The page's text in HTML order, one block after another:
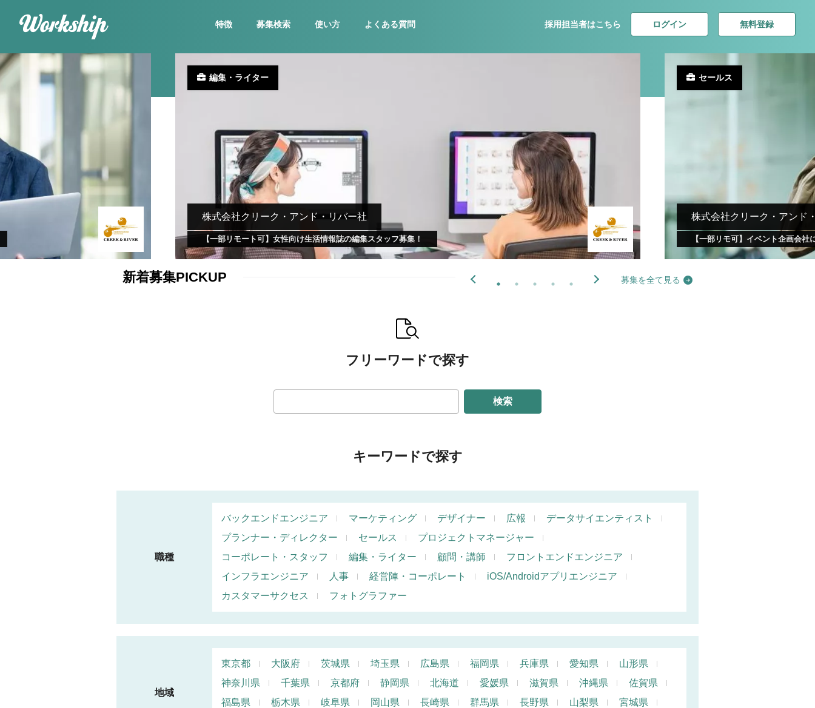
特徴 募集検索 使い方 よくある質問 採用担当者はこちら ログイン 無料登録
新着募集PICKUP 募集を全て見る
株式会社クリーク・アンド・リバー社
【一部リモート可】女性向け生活情報誌の編集スタッフ募集！
編集・ライター
株式会社クリーク・アンド
【一部リモ可】イベント企画会社
セールス
フリーワードで探す
検索
キーワードで探す
職種
バックエンドエンジニア マーケティング デザイナー 広報
データサイエンティスト
プランナー・ディレクター
セールス
プロジェクトマネージャー
コーポレート・スタッフ
編集・ライター 顧問・講師
フロントエンドエンジニア
インフラエンジニア
人事 経営陣・コーポレート
iOS/Androidアプリエンジニア
カスタマーサクセス
フォトグラファー
地域
東京都 大阪府 茨城県 埼玉県 広島県 福岡県 兵庫県 愛知県
山形県
神奈川県
千葉県 京都府 静岡県 北海道 愛媛県 滋賀県 沖縄県
佐賀県
福島県
栃木県 岐阜県 岡山県 長崎県 群馬県 長野県 山梨県
宮城県